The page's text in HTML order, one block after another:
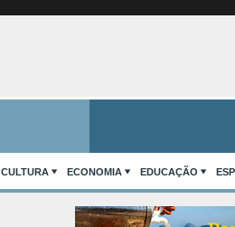
CULTURA ECONOMIA EDUCAÇÃO